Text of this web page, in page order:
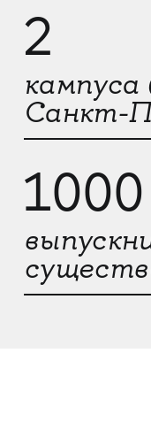
2
Санкт-
1000